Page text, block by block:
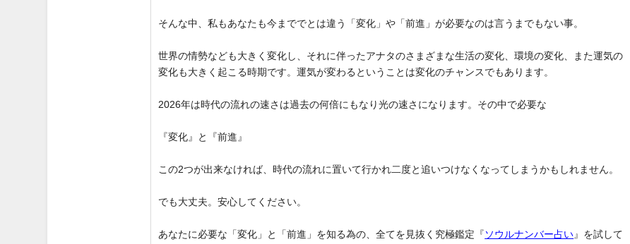
そんな中、私もあなたも今まででとは違う「変化」や「前進」が必要なのは言うまでもない事。
世界の情勢なども大きく変化し、それに伴ったアナタのさまざまな生活の変化、環境の変化、また運気の
変化も大きく起こる時期です。運気が変わるということは変化のチャンスでもあります。
2026年は時代の流れの速さは過去の何倍にもなり光の速さになります。その中で必要な
『変化』と『前進』
この2つが出来なければ、時代の流れに置いて行かれ二度と追いつけなくなってしまうかもしれません。
でも大丈夫。安心してください。
あなたに必要な「変化」と「前進」を知る為の、全てを見抜く究極鑑定『 ソウルナンバー占い 』を試して